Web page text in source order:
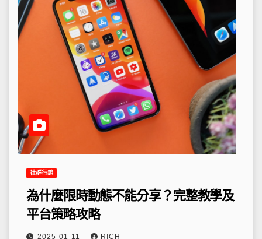
社群行銷
為什麼限時動態不能分享？完整教學及
平台策略攻略
2025-01-11 RICH